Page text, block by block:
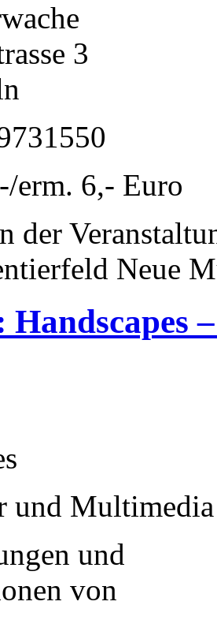
3
erm. 6,- Euro
der
Neue
und Multimedia
und
von